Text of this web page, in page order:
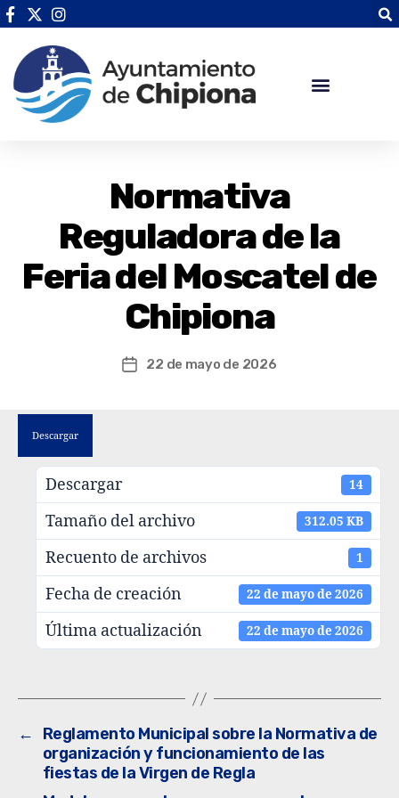
Normativa
Reguladora de la
Feria del Moscatel de
Chipiona
22 de mayo de 2026
Descargar
Descargar 14
Tamaño del archivo 312.05 KB
Recuento de archivos 1
Fecha de creación 22 de mayo de 2026
Última actualización 22 de mayo de 2026
←
Reglamento Municipal sobre la Normativa de
organización y funcionamiento de las
fiestas de la Virgen de Regla